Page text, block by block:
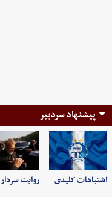
پیشنهاد سردبیر
اشتباهات کلیدی
روایت سردار